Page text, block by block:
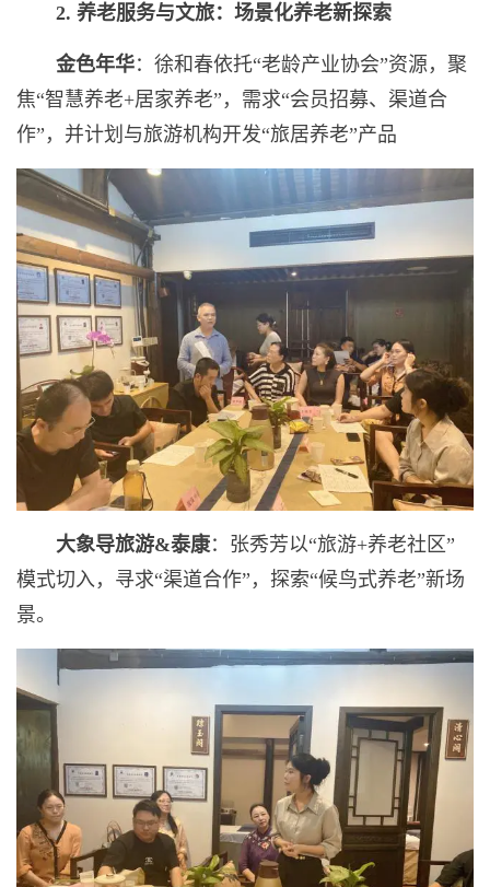
2. 养老服务与文旅：场景化养老新探索
金色年华：徐和春依托“老龄产业协会”资源，聚
焦“智慧养老+居家养老”，需求“会员招募、渠道合
作”，并计划与旅游机构开发“旅居养老”产品
大象导旅游&泰康：张秀芳以“旅游+养老社区”
模式切入，寻求“渠道合作”，探索“候鸟式养老”新场
景。